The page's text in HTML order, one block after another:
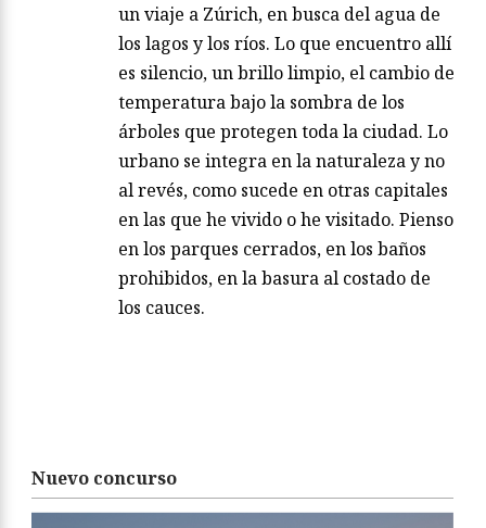
un viaje a Zúrich, en busca del agua de
los lagos y los ríos. Lo que encuentro allí
es silencio, un brillo limpio, el cambio de
temperatura bajo la sombra de los
árboles que protegen toda la ciudad. Lo
urbano se integra en la naturaleza y no
al revés, como sucede en otras capitales
en las que he vivido o he visitado. Pienso
en los parques cerrados, en los baños
prohibidos, en la basura al costado de
los cauces.
Nuevo concurso